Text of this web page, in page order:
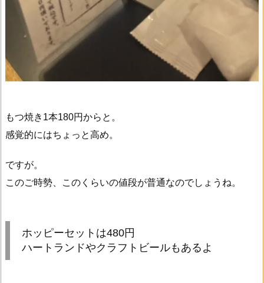
もつ焼き1本180円からと。
感覚的にはちょっと高め。
ですが。
このご時勢、このくらいの値段が普通なのでしょうね。
ホッピーセットは480円
ハートランドやクラフトビールもあるよ